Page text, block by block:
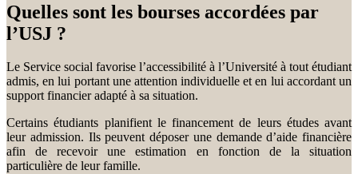
Quelles sont les bourses accordées par
l’USJ ?
Le Service social favorise l’accessibilité à l’Université à tout étudiant
admis, en lui portant une attention individuelle et en lui accordant un
support financier adapté à sa situation.
Certains étudiants planifient le financement de leurs études avant
leur admission. Ils peuvent déposer une demande d’aide financière
afin de recevoir une estimation en fonction de la situation
particulière de leur famille.